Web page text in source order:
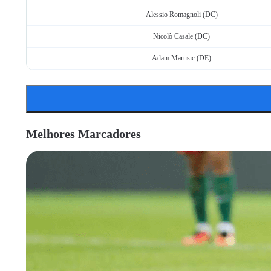
Alessio Romagnoli (DC)
Nicolò Casale (DC)
Adam Marusic (DE)
Melhores Marcadores